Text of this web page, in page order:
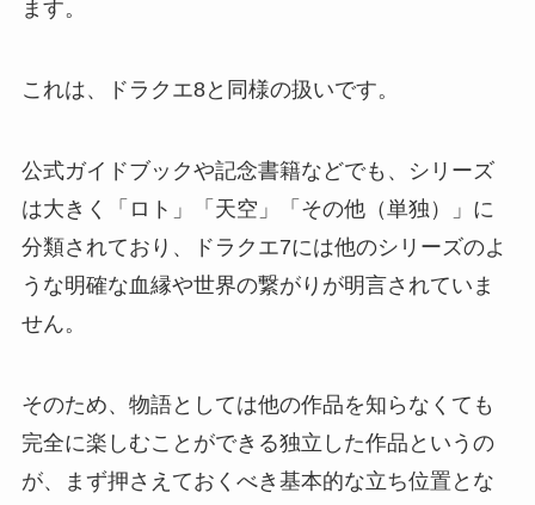
ます。
これは、ドラクエ8と同様の扱いです。
公式ガイドブックや記念書籍などでも、シリーズ
は大きく「ロト」「天空」「その他（単独）」に
分類されており、ドラクエ7には他のシリーズのよ
うな明確な血縁や世界の繋がりが明言されていま
せん。
そのため、物語としては他の作品を知らなくても
完全に楽しむことができる独立した作品というの
が、まず押さえておくべき基本的な立ち位置とな